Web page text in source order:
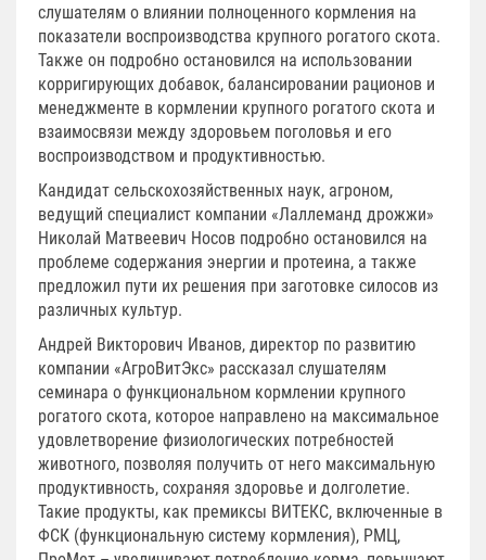
слушателям о влиянии полноценного кормления на
показатели воспроизводства крупного рогатого скота.
Также он подробно остановился на использовании
корригирующих добавок, балансировании рационов и
менеджменте в кормлении крупного рогатого скота и
взаимосвязи между здоровьем поголовья и его
воспроизводством и продуктивностью.
Кандидат сельскохозяйственных наук, агроном,
ведущий специалист компании «Лаллеманд дрожжи»
Николай Матвеевич Носов подробно остановился на
проблеме содержания энергии и протеина, а также
предложил пути их решения при заготовке силосов из
различных культур.
Андрей Викторович Иванов, директор по развитию
компании «АгроВитЭкс» рассказал слушателям
семинара о функциональном кормлении крупного
рогатого скота, которое направлено на максимальное
удовлетворение физиологических потребностей
животного, позволяя получить от него максимальную
продуктивность, сохраняя здоровье и долголетие.
Такие продукты, как премиксы ВИТЕКС, включенные в
ФСК (функциональную систему кормления), РМЦ,